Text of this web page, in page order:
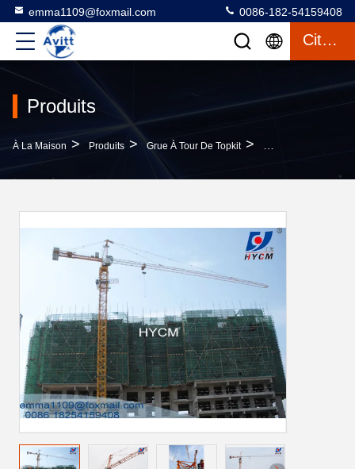
emma1109@foxmail.com 0086-182-54159408
Citation
Produits
À La Maison > Produits > Grue À Tour De Topkit > Modèle TC3808